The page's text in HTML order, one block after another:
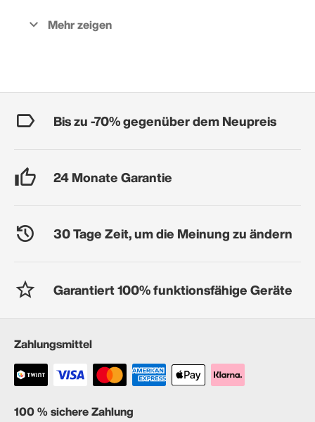
Bis zu -70% gegenüber dem Neupreis
24 Monate Garantie
30 Tage Zeit, um die Meinung zu ändern
Garantiert 100% funktionsfähige Geräte
Zahlungsmittel
100 % sichere Zahlung